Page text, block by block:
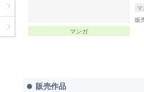
マンガ
販
販売作品